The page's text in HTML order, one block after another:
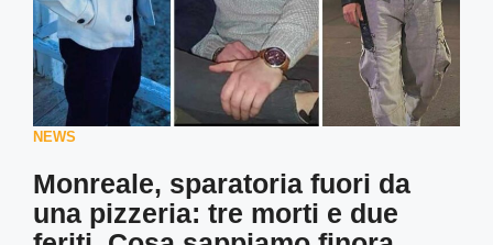
NEWS
Monreale, sparatoria fuori da
una pizzeria: tre morti e due